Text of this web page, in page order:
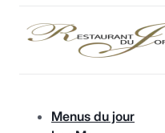
Menus du jour